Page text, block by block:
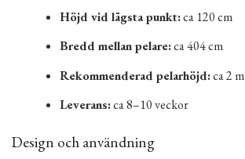
Höjd vid lägsta punkt:ca 120 cm
Bredd mellan pelare:ca 404 cm
Rekommenderad pelarhöjd:ca 2 m
Leverans:ca 8–10 veckor
Design och användning